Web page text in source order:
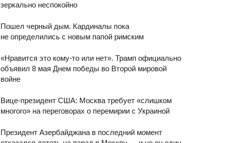
зеркально неспокойно
Пошел черный дым. Кардиналы пока
не определились с новым папой римским
«Нравится это кому-то или нет». Трамп официально
объявил 8 мая Днем победы во Второй мировой
войне
Вице-президент США: Москва требует «слишком
многого» на переговорах о перемирии с Украиной
Президент Азербайджана в последний момент